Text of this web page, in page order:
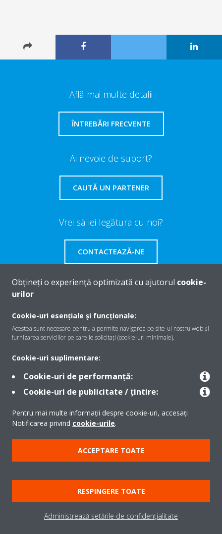
Află mai multe detalii
ÎNTREBĂRI FRECVENTE
Ai nevoie de suport?
CAUTĂ UN PARTENER
Vrei să iei legătura cu noi?
CONTACTEAZĂ-NE
Despre Daikin
Contact
Produse
Copyright © Daikin
Notă legală
Cookie Notice
Politica de protecție a datelor
Etica corporativă
Termeni şi condiţii
Obțineți o experiență optimizată cu ajutorul cookie-
urilor
Cookie-uri esențiale și funcționale:
Acestea sunt necesare pentru a permite navigarea pe site-ul nostru web și
furnizarea serviciilor pe care le solicitați (cookie-uri minimale).
Cookie-uri suplimentare:
Cookie-uri de performanță:
Cookie-uri de publicitate / țintire:
Pentru mai multe informații despre cookie-uri, accesați
Notificarea privind cookie-urile.
ACCEPTARE TOATE
RESPINGERE TOATE
Administrează setările de confidențialitate